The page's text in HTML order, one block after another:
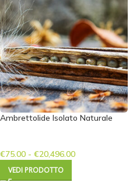
Ambrettolide Isolato Naturale
€75.00 - €20,496.00
VEDI PRODOTTO